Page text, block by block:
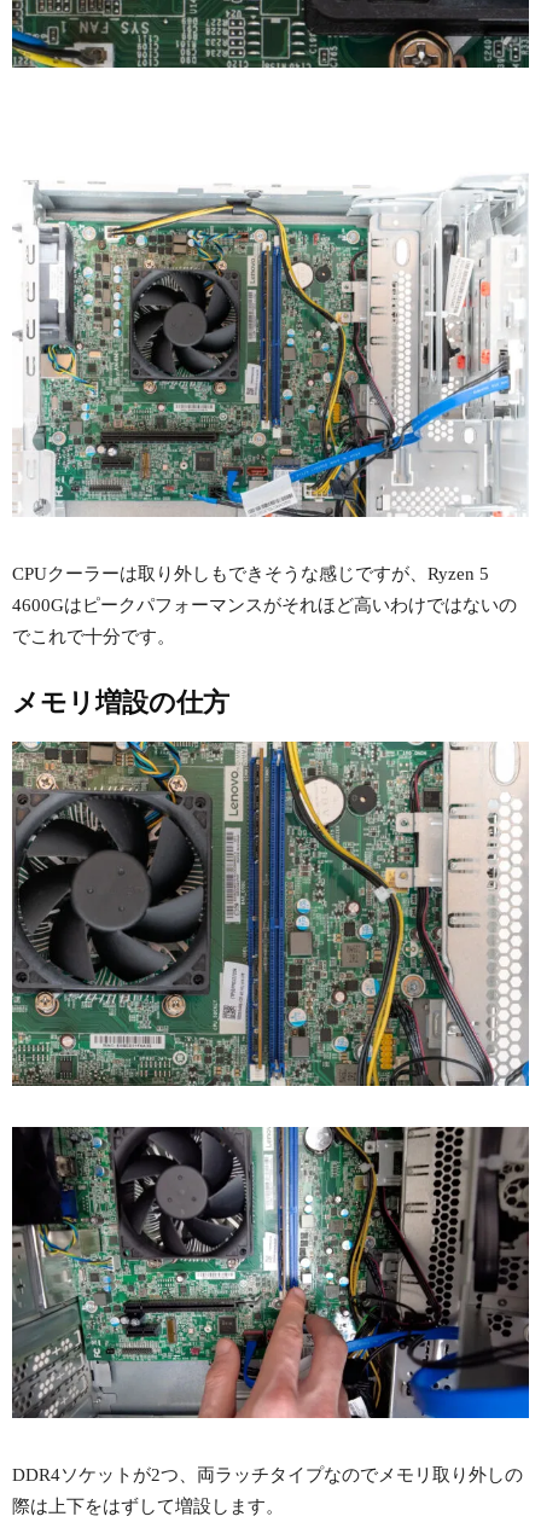
CPUクーラーは取り外しもできそうな感じですが、Ryzen 5
4600Gはピークパフォーマンスがそれほど高いわけではないの
でこれで十分です。
メモリ増設の仕方
DDR4ソケットが2つ、両ラッチタイプなのでメモリ取り外しの
際は上下をはずして増設します。